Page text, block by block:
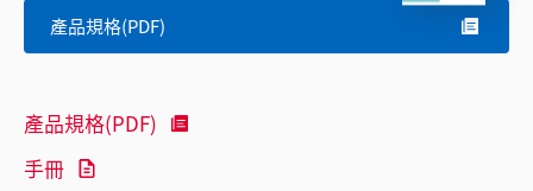
產品規格(PDF)
產品規格(PDF)
手冊